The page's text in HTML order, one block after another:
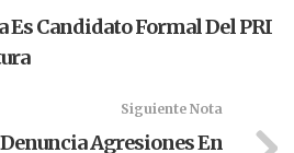
Es Candidato Formal Del PRI
Siguiente Nota
Agresiones En